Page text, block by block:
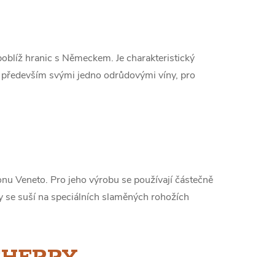
hranic s Německem. Je charakteristický
svými jedno odrůdovými víny, pro
Veneto. Pro jeho výrobu se používají částečně
suší na speciálních slaměných rohožích